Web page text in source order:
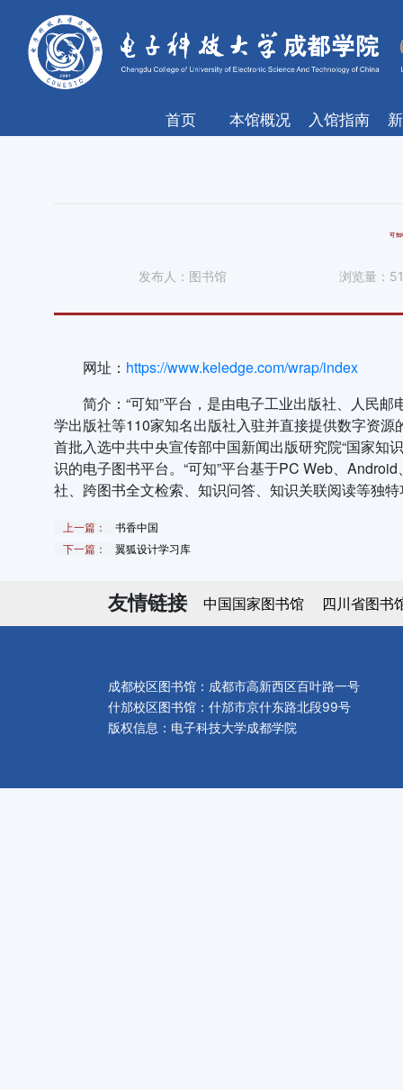
首页 本馆概况 入馆指南
可知
发布人： 图书馆 浏览量：
网址： https://www.keledge.com/wrap/index
简介：“可知”平台，是由电子工业出版社、人民
学出版社等110家知名出版社入驻并直接提供数字资
首批入选中共中央宣传部中国新闻出版研究院“国家知
识的电子图书平台。“可知”平台基于PC Web、
社、跨图书全文检索、知识问答、知识关联阅读等独
上一篇：
书香中国
下一篇：
翼狐设计学习库
友情链接 中国国家图书馆 四川省图书
成都校区图书馆：成都市高新西区百叶路一号
什邡校区图书馆：什邡市京什东路北段99号
版权信息：电子科技大学成都学院